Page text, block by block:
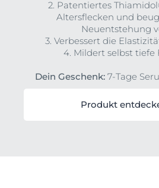
2. Patentiertes
Altersflecken und
Neuentstehung
3. Verbessert die
4. Mildert selbst tiefe
Dein Geschenk:7-Tage
Produkt